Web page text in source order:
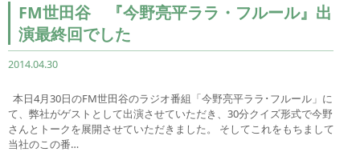
FM世田谷 『今野亮平ララ・フルール』出
演最終回でした
2014.04.30
本日4月30日のFM世田谷のラジオ番組「今野亮平ララ･フルール」に
て、弊社がゲストとして出演させていただき、30分クイズ形式で今野
さんとトークを展開させていただきました。 そしてこれをもちまして
当社のこの番…